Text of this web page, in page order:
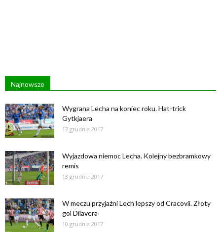
Najnowsze
Wygrana Lecha na koniec roku. Hat-trick
Gytkjaera
17 grudnia 2017
Wyjazdowa niemoc Lecha. Kolejny bezbramkowy
remis
13 grudnia 2017
W meczu przyjaźni Lech lepszy od Cracovii. Złoty
gol Dilavera
10 grudnia 2017